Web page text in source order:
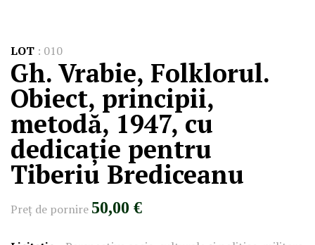
LOT : 010
Gh. Vrabie, Folklorul.
Obiect, principii,
metodă, 1947, cu
dedicație pentru
Tiberiu Brediceanu
Preţ de pornire 50,00 €